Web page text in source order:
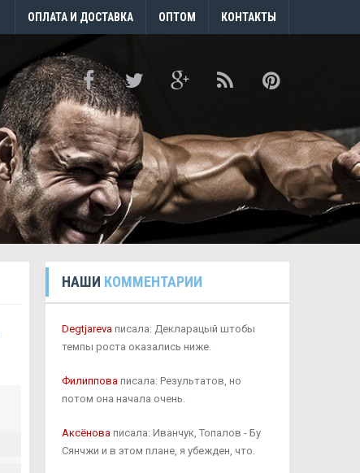
ОПЛАТА И ДОСТАВКА ОПТОМ КОНТАКТЫ
НАШИ КОММЕНТАРИИ
Degtjarevaписала: Декларацый штобы
темпы роста оказались ниже.
Филипповаписала: Результатов, но
потом она начала очень.
Аксёноваписала: Иванчук, Топалов - Бу
Сянчжи и в этом плане, я убежден, что.